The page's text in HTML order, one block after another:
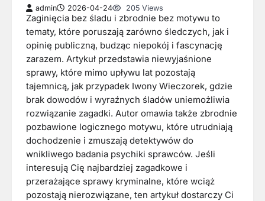
admin 2026-04-24 205 Views
Zaginięcia bez śladu i zbrodnie bez motywu to
tematy, które poruszają zarówno śledczych, jak i
opinię publiczną, budząc niepokój i fascynację
zarazem. Artykuł przedstawia niewyjaśnione
sprawy, które mimo upływu lat pozostają
tajemnicą, jak przypadek Iwony Wieczorek, gdzie
brak dowodów i wyraźnych śladów uniemożliwia
rozwiązanie zagadki. Autor omawia także zbrodnie
pozbawione logicznego motywu, które utrudniają
dochodzenie i zmuszają detektywów do
wnikliwego badania psychiki sprawców. Jeśli
interesują Cię najbardziej zagadkowe i
przerażające sprawy kryminalne, które wciąż
pozostają nierozwiązane, ten artykuł dostarczy Ci